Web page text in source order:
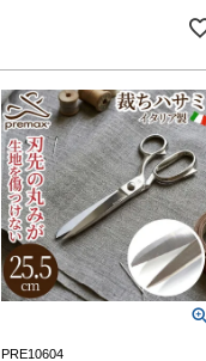
PRE10604